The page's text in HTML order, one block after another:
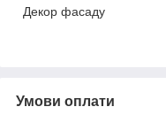
Декор фасаду
Умови оплати